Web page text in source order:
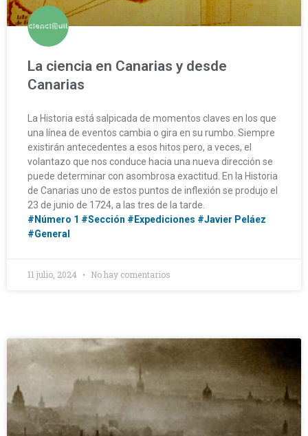
La ciencia en Canarias y desde
Canarias
La Historia está salpicada de momentos claves en los que
una línea de eventos cambia o gira en su rumbo. Siempre
existirán antecedentes a esos hitos pero, a veces, el
volantazo que nos conduce hacia una nueva dirección se
puede determinar con asombrosa exactitud. En la Historia
de Canarias uno de estos puntos de inflexión se produjo el
23 de junio de 1724, a las tres de la tarde.
#Número 1 #Sección #Expediciones #Javier Peláez
#General
11 julio, 2024 No hay comentarios